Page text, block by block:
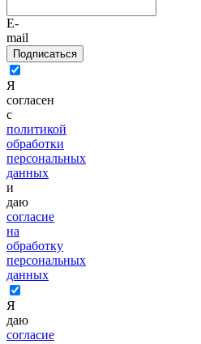
E-
mail
Подписаться
Я
согласен
с
политикой
обработки
персональных
данных
и
даю
согласие
на
обработку
персональных
данных
Я
даю
согласие